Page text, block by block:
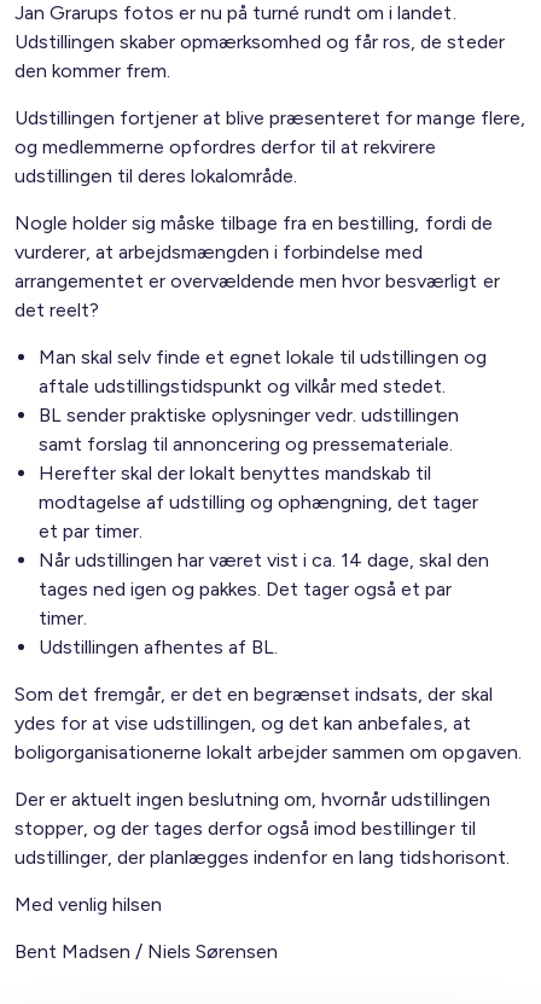
Jan Grarups fotos er nu på turné rundt om i landet.
Udstillingen skaber opmærksomhed og får ros, de steder
den kommer frem.
Udstillingen fortjener at blive præsenteret for mange flere,
og medlemmerne opfordres derfor til at rekvirere
udstillingen til deres lokalområde.
Nogle holder sig måske tilbage fra en bestilling, fordi de
vurderer, at arbejdsmængden i forbindelse med
arrangementet er overvældende men hvor besværligt er
det reelt?
Man skal selv finde et egnet lokale til udstillingen og
aftale udstillingstidspunkt og vilkår med stedet.
BL sender praktiske oplysninger vedr. udstillingen
samt forslag til annoncering og pressemateriale.
Herefter skal der lokalt benyttes mandskab til
modtagelse af udstilling og ophængning, det tager
et par timer.
Når udstillingen har været vist i ca. 14 dage, skal den
tages ned igen og pakkes. Det tager også et par
timer.
Udstillingen afhentes af BL.
Som det fremgår, er det en begrænset indsats, der skal
ydes for at vise udstillingen, og det kan anbefales, at
boligorganisationerne lokalt arbejder sammen om opgaven.
Der er aktuelt ingen beslutning om, hvornår udstillingen
stopper, og der tages derfor også imod bestillinger til
udstillinger, der planlægges indenfor en lang tidshorisont.
Med venlig hilsen
Bent Madsen / Niels Sørensen